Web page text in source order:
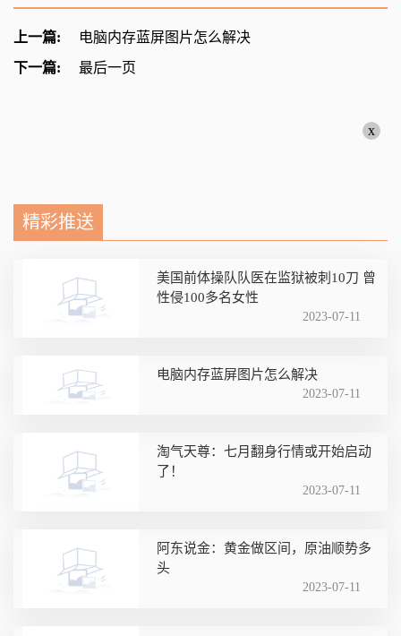
上一篇:
电脑内存蓝屏图片怎么解决
下一篇:
最后一页
x
精彩推送
美国前体操队队医在监狱被刺10刀 曾
性侵100多名女性
2023-07-11
电脑内存蓝屏图片怎么解决
2023-07-11
淘气天尊：七月翻身行情或开始启动
了！
2023-07-11
阿东说金：黄金做区间，原油顺势多
头
2023-07-11